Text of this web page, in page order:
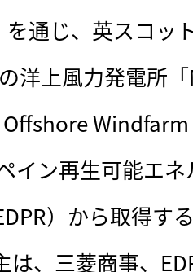
を通じ、英スコッ
洋上風力発電所
Windfarm
イン再生可能エネ
）から取得す
は、三菱商事、